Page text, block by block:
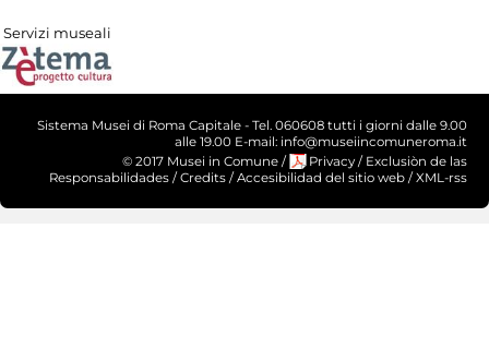
Servizi museali
Sistema Musei di Roma Capitale - Tel. 060608 tutti i giorni dalle 9.00
alle 19.00 E-mail: info@museiincomuneroma.it
© 2017 Musei in Comune / Privacy / Exclusiòn de las
Responsabilidades / Credits / Accesibilidad del sitio web / XML-rss